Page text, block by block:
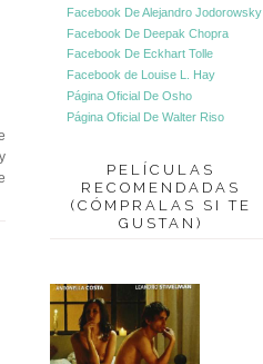
Facebook De Alejandro Jodorowsky
Facebook De Deepak Chopra
Facebook De Eckhart Tolle
Facebook de Louise L. Hay
Página Oficial De Osho
Página Oficial De Walter Riso
PELÍCULAS
RECOMENDADAS
(CÓMPRALAS SI TE
GUSTAN)